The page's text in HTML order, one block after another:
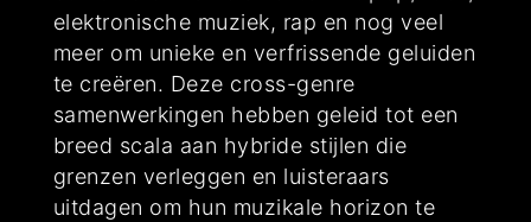
elektronische muziek, rap en nog veel
meer om unieke en verfrissende geluiden
te creëren. Deze cross-genre
samenwerkingen hebben geleid tot een
breed scala aan hybride stijlen die
grenzen verleggen en luisteraars
uitdagen om hun muzikale horizon te